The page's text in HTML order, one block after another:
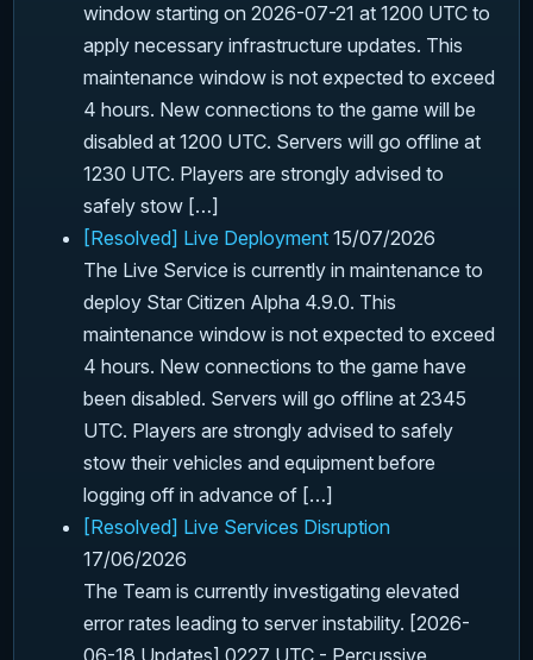
window starting on 2026-07-21 at 1200 UTC to
apply necessary infrastructure updates. This
maintenance window is not expected to exceed
4 hours. New connections to the game will be
disabled at 1200 UTC. Servers will go offline at
1230 UTC. Players are strongly advised to
safely stow […]
[Resolved] Live Deployment 15/07/2026
The Live Service is currently in maintenance to
deploy Star Citizen Alpha 4.9.0. This
maintenance window is not expected to exceed
4 hours. New connections to the game have
been disabled. Servers will go offline at 2345
UTC. Players are strongly advised to safely
stow their vehicles and equipment before
logging off in advance of […]
[Resolved] Live Services Disruption
17/06/2026
The Team is currently investigating elevated
error rates leading to server instability. [2026-